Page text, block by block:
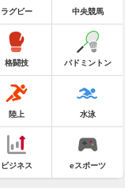
ラグビー 中央競馬
格闘技 バドミントン
陸上 水泳
ビジネス eスポーツ